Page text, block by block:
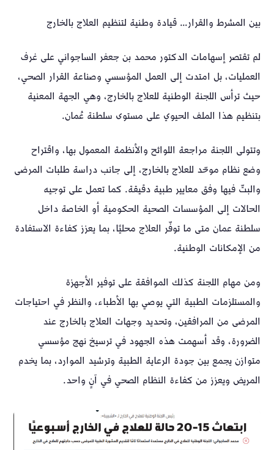
بين المشرط والقرار… قيادة وطنية لتنظيم العلاج بالخارج
لم تقتصر إسهامات الدكتور محمد بن جعفر الساجواني على غرف
العمليات، بل امتدت إلى العمل المؤسسي وصناعة القرار الصحي،
حيث ترأس اللجنة الوطنية للعلاج بالخارج، وهي الجهة المعنية
بتنظيم هذا الملف الحيوي على مستوى سلطنة عُمان.
وتتولى اللجنة مراجعة اللوائح والأنظمة المعمول بها، واقتراح
وضع نظام موحّد للعلاج بالخارج، إلى جانب دراسة طلبات المرضى
والبتّ فيها وفق معايير طبية دقيقة. كما تعمل على توجيه
الحالات إلى المؤسسات الصحية الحكومية أو الخاصة داخل
سلطنة عمان متى ما توفّر العلاج محليًا، بما يعزز كفاءة الاستفادة
من الإمكانات الوطنية.
ومن مهام اللجنة كذلك الموافقة على توفير الأجهزة
والمستلزمات الطبية التي يوصي بها الأطباء، والنظر في احتياجات
المرضى من المرافقين، وتحديد وجهات العلاج بالخارج عند
الضرورة، وقد أسهمت هذه الجهود في ترسيخ نهج مؤسسي
متوازن يجمع بين جودة الرعاية الطبية وترشيد الموارد، بما يخدم
المريض ويعزز من كفاءة النظام الصحي في آنٍ واحد.